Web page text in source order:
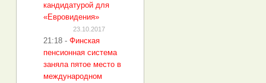
кандидатурой для
«Евровидения»
23.10.2017
21:18 - Финская
пенсионная система
заняла пятое место в
международном